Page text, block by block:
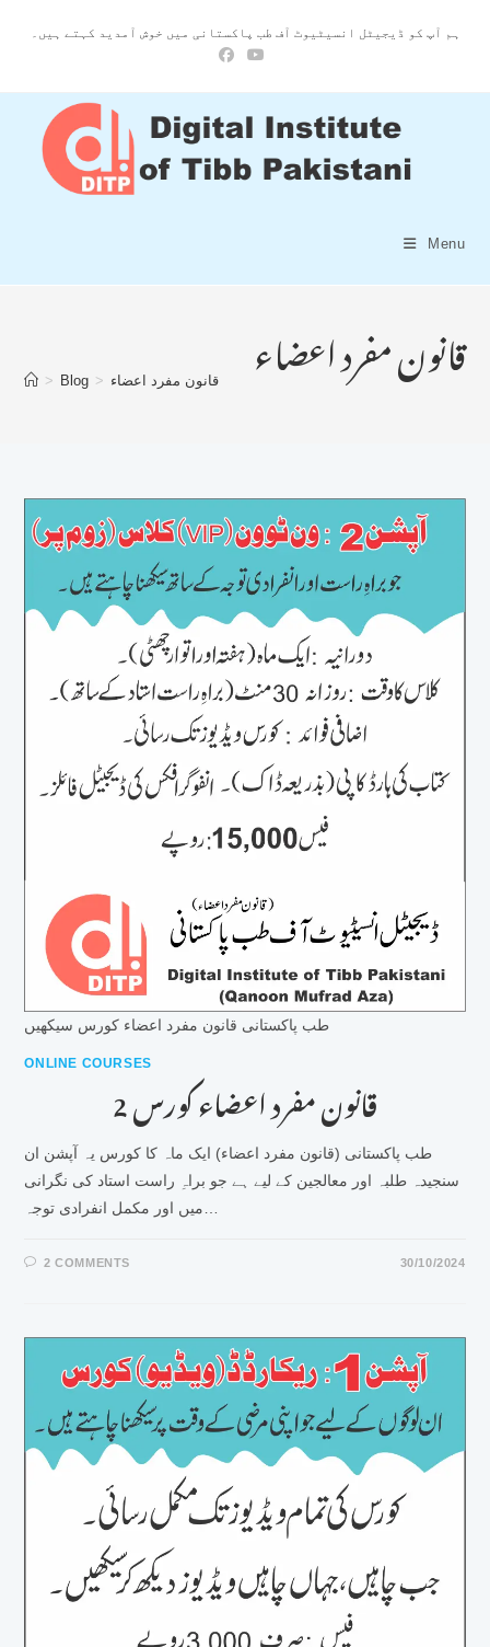
ہم آپ کو ڈیجیٹل انسیٹیوٹ آف طب پاکستانی میں خوش آمدید کہتے ہیں۔
Menu
قانون مفرد اعضاء > Blog > قانون مفرد اعضاء
طب پاکستانی قانون مفرد اعضاء کورس سیکھیں
ONLINE COURSES
قانون مفرد اعضاء کورس 2
طب پاکستانی (قانون مفرد اعضاء) ایک ماہ کا کورس یہ آپشن ان
سنجیدہ طلبہ اور معالجین کے لیے ہے جو براہِ راست استاد کی نگرانی
میں اور مکمل انفرادی توجہ…
2 COMMENTS 30/10/2024